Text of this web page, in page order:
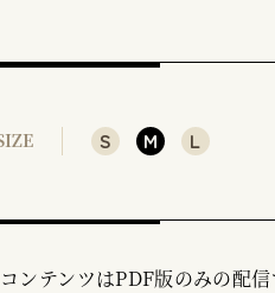
S M L
ンテンツはPDF版のみの配